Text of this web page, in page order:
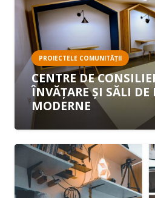
PROIECTELE COMUNITĂȚII
CENTRE DE
ÎNVĂȚARE ȘI SĂLI DE
MODERNE